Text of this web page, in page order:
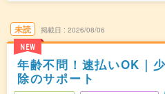
未読
NEW
掲載日 2026/08/06
年齢不問！速払いOK｜
除のサポート